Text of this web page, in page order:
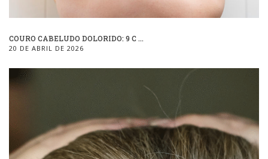
COURO CABELUDO DOLORIDO: 9 C ...
20 DE ABRIL DE 2026